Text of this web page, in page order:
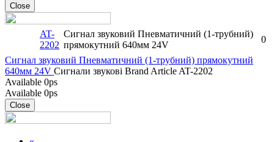
Close
AT-
2202
Сигнал звуковий Пневматичний (1-трубний)
прямокутний 640мм 24V
0
Сигнал звуковий Пневматичний (1-трубний) прямокутний
640мм 24V Сигнали звукові Brand Article AT-2202
Available 0ps
Available 0ps
Close